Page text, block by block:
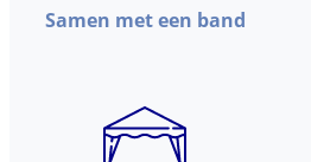
Samen met een band